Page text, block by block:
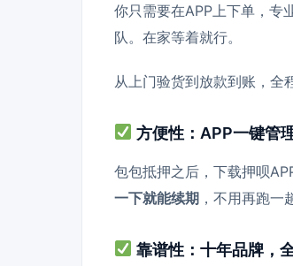
你只需要在APP上下单，专
队。在家等着就行。
从上门验货到放款到账，全
方便性：APP一键管
包包抵押之后，下载押呗
一下就能续期 ，不用再跑一
靠谱性：十年品牌，